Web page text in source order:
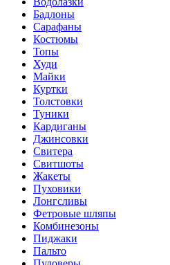
Бадлоны
Сарафаны
Костюмы
Топы
Худи
Майки
Куртки
Толстовки
Туники
Кардиганы
Джинсовки
Свитера
Свитшоты
Жакеты
Пуховики
Лонгсливы
Фетровые шляпы
Комбинезоны
Пиджаки
Пальто